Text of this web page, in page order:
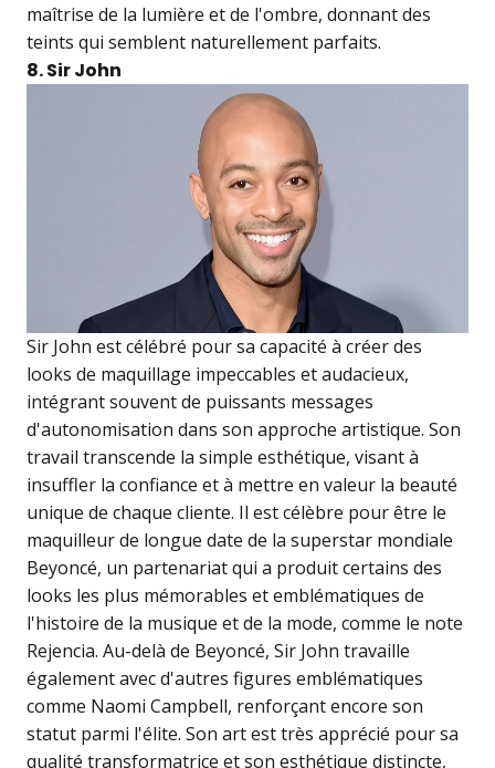
maîtrise de la lumière et de l'ombre, donnant des
teints qui semblent naturellement parfaits.
8. Sir John
Sir John est célébré pour sa capacité à créer des
looks de maquillage impeccables et audacieux,
intégrant souvent de puissants messages
d'autonomisation dans son approche artistique. Son
travail transcende la simple esthétique, visant à
insuffler la confiance et à mettre en valeur la beauté
unique de chaque cliente. Il est célèbre pour être le
maquilleur de longue date de la superstar mondiale
Beyoncé, un partenariat qui a produit certains des
looks les plus mémorables et emblématiques de
l'histoire de la musique et de la mode, comme le note
Rejencia. Au-delà de Beyoncé, Sir John travaille
également avec d'autres figures emblématiques
comme Naomi Campbell, renforçant encore son
statut parmi l'élite. Son art est très apprécié pour sa
qualité transformatrice et son esthétique distincte,